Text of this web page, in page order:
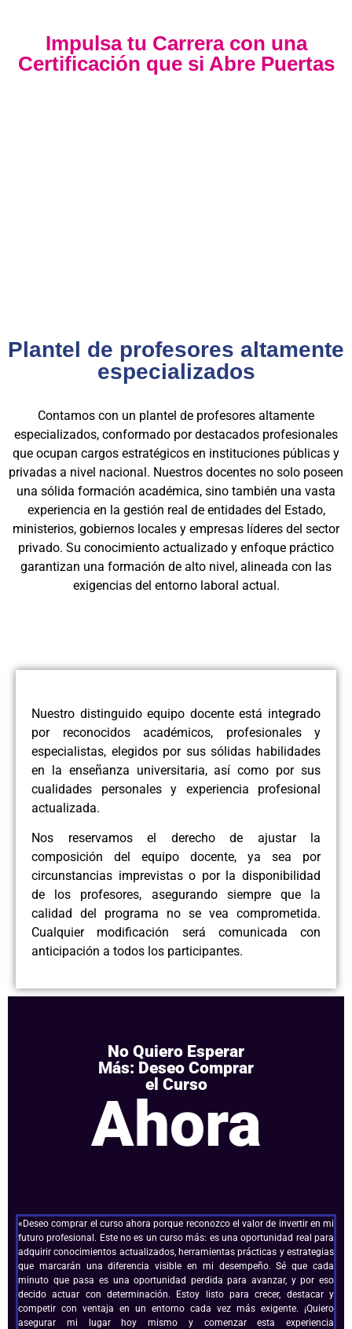
Impulsa tu Carrera con una
Certificación que si Abre Puertas
Plantel de profesores altamente
especializados
Contamos con un plantel de profesores altamente
especializados, conformado por destacados profesionales
que ocupan cargos estratégicos en instituciones públicas y
privadas a nivel nacional. Nuestros docentes no solo poseen
una sólida formación académica, sino también una vasta
experiencia en la gestión real de entidades del Estado,
ministerios, gobiernos locales y empresas líderes del sector
privado. Su conocimiento actualizado y enfoque práctico
garantizan una formación de alto nivel, alineada con las
exigencias del entorno laboral actual.
Nuestro distinguido equipo docente está integrado
por reconocidos académicos, profesionales y
especialistas, elegidos por sus sólidas habilidades
en la enseñanza universitaria, así como por sus
cualidades personales y experiencia profesional
actualizada.
Nos reservamos el derecho de ajustar la
composición del equipo docente, ya sea por
circunstancias imprevistas o por la disponibilidad
de los profesores, asegurando siempre que la
calidad del programa no se vea comprometida.
Cualquier modificación será comunicada con
anticipación a todos los participantes.
No Quiero Esperar
Más: Deseo Comprar
el Curso
Ahora
«Deseo comprar el curso ahora porque reconozco el valor de invertir en mi
futuro profesional. Este no es un curso más: es una oportunidad real para
adquirir conocimientos actualizados, herramientas prácticas y estrategias
que marcarán una diferencia visible en mi desempeño. Sé que cada
minuto que pasa es una oportunidad perdida para avanzar, y por eso
decido actuar con determinación. Estoy listo para crecer, destacar y
competir con ventaja en un entorno cada vez más exigente. ¡Quiero
asegurar mi lugar hoy mismo y comenzar esta experiencia